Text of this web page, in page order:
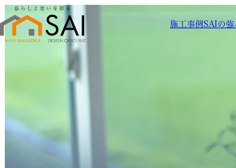
施工事例SAIの強